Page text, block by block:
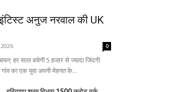
अनुज नरवाल की UK
0
हर साल बचेगी 5 हजार से ज्यादा जिंदगी
का एक युवा अपनी मेहनत के...